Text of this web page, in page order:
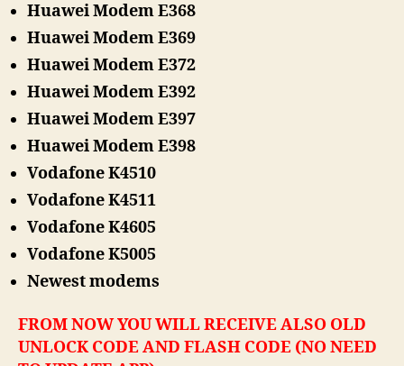
Huawei Modem E368
Huawei Modem E369
Huawei Modem E372
Huawei Modem E392
Huawei Modem E397
Huawei Modem E398
Vodafone K4510
Vodafone K4511
Vodafone K4605
Vodafone K5005
Newest modems
FROM NOW YOU WILL RECEIVE ALSO OLD
UNLOCK CODE AND FLASH CODE (NO NEED